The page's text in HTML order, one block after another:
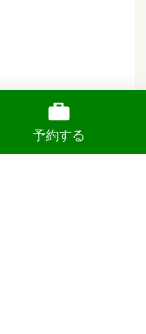
予約する